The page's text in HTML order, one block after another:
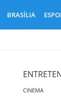
BRASÍLIA
CINEMA